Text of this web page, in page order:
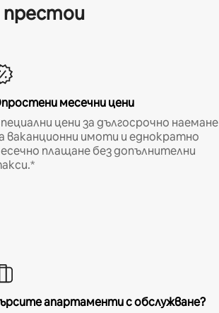
престои
месечни цени
цени за дългосрочно наемане
ваканционни имоти и еднократно
плащане без допълнителни
апартаменти с обслужване?